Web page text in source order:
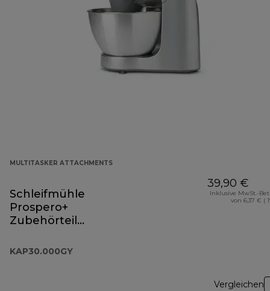
MULTITASKER ATTACHMENTS
Schleifmühle
Prospero+
Zubehörteil
KAP30.000GY
39,90 €
Inklusive MwSt.-
von 6,37 € (
Vergleichen